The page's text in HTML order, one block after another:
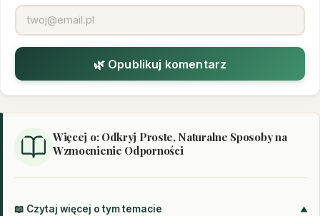
🌿 Opublikuj komentarz
Więcej o: Odkryj Proste, Naturalne Sposoby na
Wzmocnienie Odporności
📖 Czytaj więcej o tym temacie